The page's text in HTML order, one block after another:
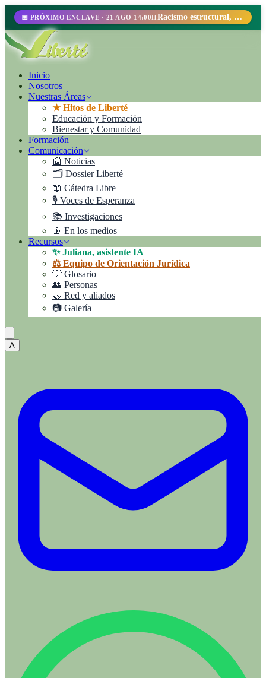
📅 PRÓXIMO ENCLAVE · 21 AGO 14:00H Racismo estructural, perfilamiento racial y abolicionismo carcelario.
Inicio
Nosotros
Nuestras Áreas
★ Hitos de Liberté
Educación y Formación
Bienestar y Comunidad
Formación
Comunicación
📰 Noticias
🗂️ Dossier Liberté
📖 Cátedra Libre
🎙️ Voces de Esperanza
📚 Investigaciones
📡 En los medios
Recursos
✨ Juliana, asistente IA
⚖️ Equipo de Orientación Jurídica
💡 Glosario
👥 Personas
🤝 Red y aliados
📷 Galería
A